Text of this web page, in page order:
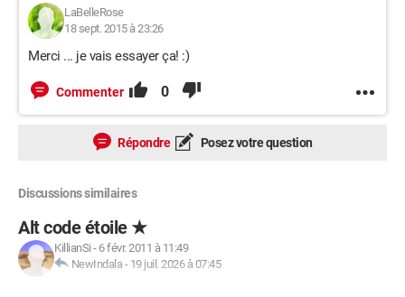
LaBelleRose
18 sept. 2015 à 23:26
Merci ... je vais essayer ça! :)
Commenter 0
Répondre Posez votre question
Discussions similaires
Alt code étoile ★
KillianSi - 6 févr. 2011 à 11:49
NewIndala - 19 juil. 2026 à 07:45